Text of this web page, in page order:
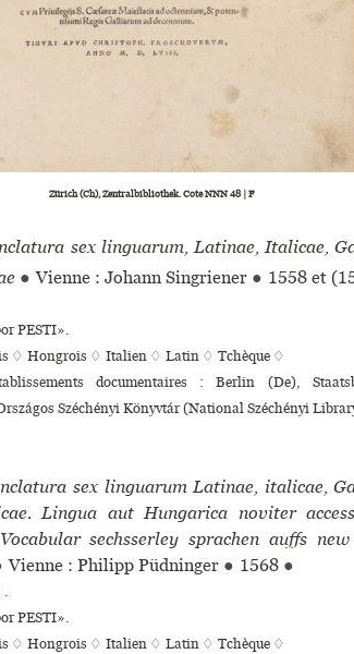
Zürich (Ch), Zentralbibliothek. Cote NNN 48 | F
sex linguarum, Latinae, Italicae,
● Vienne : Johann Singriener ● 1558 et
PESTI».
♢ Hongrois ♢ Italien ♢ Latin ♢ Tchèque ♢
documentaires : Berlin (De),
Széchényi Könyvtár (National Széchényi
sex linguarum Latinae, italicae,
Lingua aut Hungarica noviter
sechsserley sprachen auffs
Vienne : Philipp Püdninger ● 1568 ●
.
PESTI».
♢ Hongrois ♢ Italien ♢ Latin ♢ Tchèque ♢